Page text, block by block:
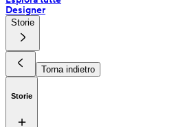
Designer
Storie
Torna indietro
Storie